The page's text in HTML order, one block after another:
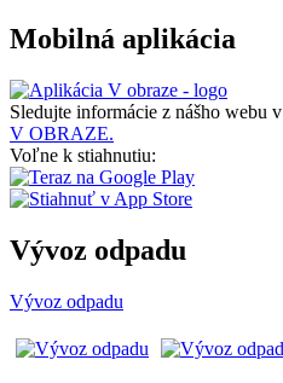
Mobilná aplikácia
Sledujte informácie z nášho webu v
V OBRAZE.
Voľne k stiahnutiu:
Vývoz odpadu
Vývoz odpadu